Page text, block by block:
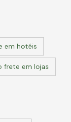
em hotéis
frete em lojas